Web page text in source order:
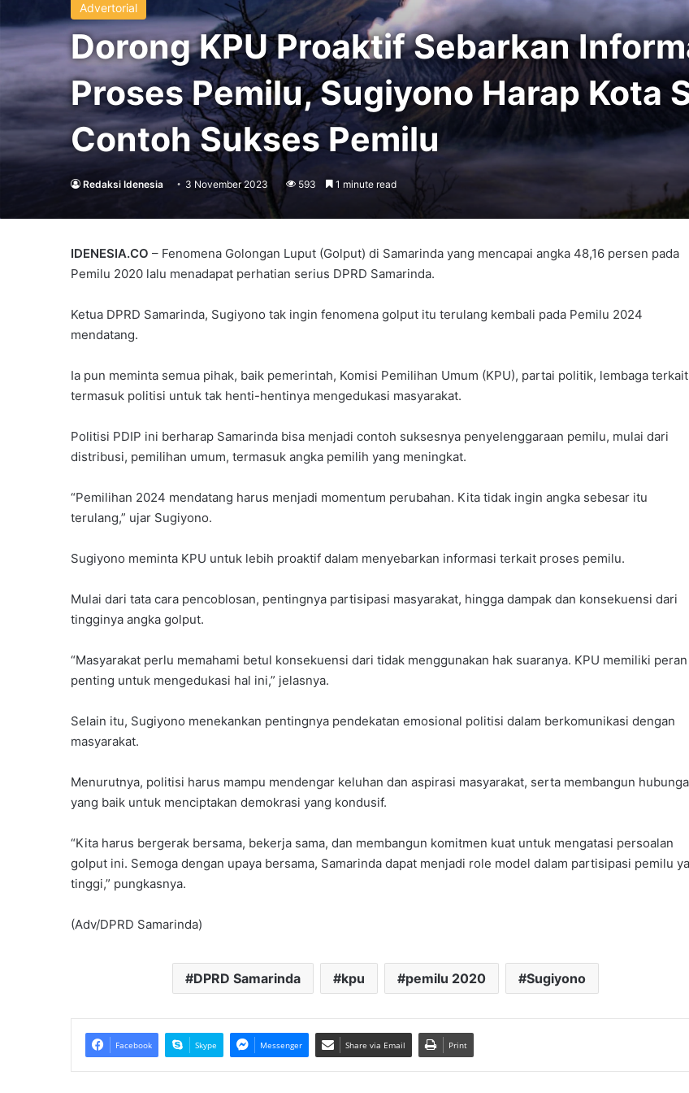
Advertorial
Dorong KPU Proaktif Sebarkan
Proses Pemilu, Sugiyono Harap Kota
Contoh Sukses Pemilu
Redaksi Idenesia 3 November 2023 593 1 minute read
IDENESIA.CO – Fenomena Golongan Luput (Golput) di Samarinda yang mencapai angka 48,16 persen pada
Pemilu 2020 lalu menadapat perhatian serius DPRD Samarinda.
Ketua DPRD Samarinda, Sugiyono tak ingin fenomena golput itu terulang kembali pada Pemilu 2024
mendatang.
Ia pun meminta semua pihak, baik pemerintah, Komisi Pemilihan Umum (KPU), partai politik, lembaga
termasuk politisi untuk tak henti-hentinya mengedukasi masyarakat.
Politisi PDIP ini berharap Samarinda bisa menjadi contoh suksesnya penyelenggaraan pemilu, mulai dari
distribusi, pemilihan umum, termasuk angka pemilih yang meningkat.
“Pemilihan 2024 mendatang harus menjadi momentum perubahan. Kita tidak ingin angka sebesar itu
terulang,” ujar Sugiyono.
Sugiyono meminta KPU untuk lebih proaktif dalam menyebarkan informasi terkait proses pemilu.
Mulai dari tata cara pencoblosan, pentingnya partisipasi masyarakat, hingga dampak dan konsekuensi dari
tingginya angka golput.
“Masyarakat perlu memahami betul konsekuensi dari tidak menggunakan hak suaranya. KPU memiliki peran
penting untuk mengedukasi hal ini,” jelasnya.
Selain itu, Sugiyono menekankan pentingnya pendekatan emosional politisi dalam berkomunikasi dengan
masyarakat.
Menurutnya, politisi harus mampu mendengar keluhan dan aspirasi masyarakat, serta membangun
yang baik untuk menciptakan demokrasi yang kondusif.
“Kita harus bergerak bersama, bekerja sama, dan membangun komitmen kuat untuk mengatasi persoalan
golput ini. Semoga dengan upaya bersama, Samarinda dapat menjadi role model dalam partisipasi pemilu
tinggi,” pungkasnya.
(Adv/DPRD Samarinda)
DPRD Samarinda kpu pemilu 2020 Sugiyono
Facebook Skype Messenger Share via Email Print